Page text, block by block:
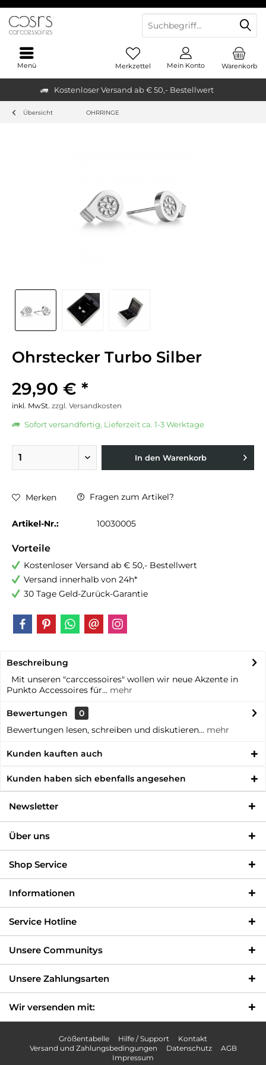
Kostenloser Versand ab € 50,- Bestellwert
Warenkorb
Merkzettel Mein Konto
Menü
Übersicht OHRRINGE
Ohrstecker Turbo Silber
29,90 € *
inkl. MwSt. zzgl. Versandkosten
Sofort versandfertig, Lieferzeit ca. 1-3 Werktage
In den Warenkorb
Merken Fragen zum Artikel?
Artikel-Nr.: 10030005
Vorteile
Kostenloser Versand ab € 50,- Bestellwert
Versand innerhalb von 24h*
30 Tage Geld-Zurück-Garantie
Beschreibung
Mit unseren "carccessoires" wollen wir neue Akzente in
Punkto Accessoires für... mehr
Bewertungen
0
Bewertungen lesen, schreiben und diskutieren... mehr
Kunden kauften auch
Kunden haben sich ebenfalls angesehen
Newsletter
Über uns
Shop Service
Informationen
Service Hotline
Unsere Communitys
Unsere Zahlungsarten
Wir versenden mit:
Größentabelle Hilfe / Support
Kontakt
Versand und Zahlungsbedingungen
Datenschutz
AGB
Impressum